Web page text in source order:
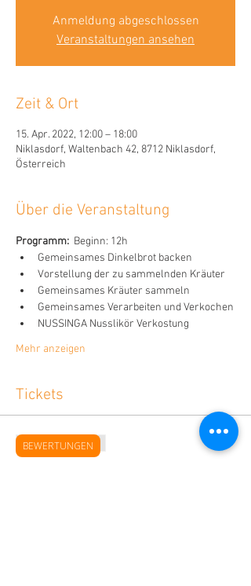
Anmeldung abgeschlossen
Veranstaltungen ansehen
Zeit & Ort
15. Apr. 2022, 12:00 – 18:00
Niklasdorf, Waltenbach 42, 8712 Niklasdorf,
Österreich
Über die Veranstaltung
Programm: Beginn: 12h
Gemeinsames Dinkelbrot backen
Vorstellung der zu sammelnden Kräuter
Gemeinsames Kräuter sammeln
Gemeinsames Verarbeiten und Verkochen
NUSSINGA Nusslikör Verkostung
Mehr anzeigen
Tickets
Verkauf beendet
BEWERTUNGEN